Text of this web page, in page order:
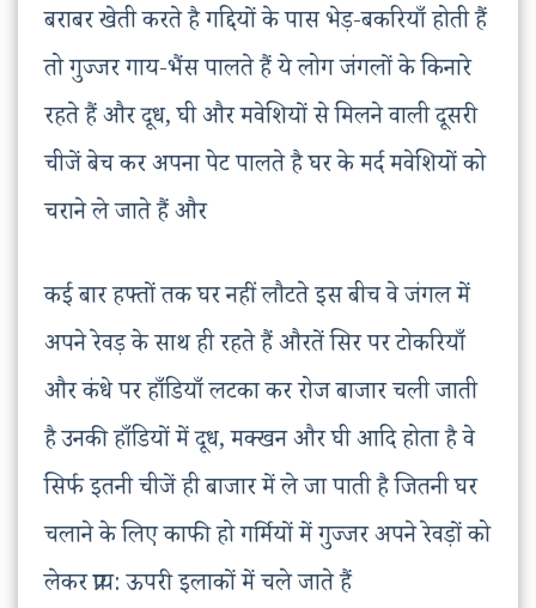
बराबर खेती करते है गद्दियों के पास भेड़-बकरियाँ होती हैं
तो गुज्जर गाय-भैंस पालते हैं ये लोग जंगलों के किनारे
रहते हैं और दूध, घी और मवेशियों से मिलने वाली दूसरी
चीजें बेच कर अपना पेट पालते है घर के मर्द मवेशियों को
चराने ले जाते हैं और
कई बार हफ्तों तक घर नहीं लौटते इस बीच वे जंगल में
अपने रेवड़ के साथ ही रहते हैं औरतें सिर पर टोकरियाँ
और कंधे पर हाँडियाँ लटका कर रोज बाजार चली जाती
है उनकी हाँडियों में दूध, मक्खन और घी आदि होता है वे
सिर्फ इतनी चीजें ही बाजार में ले जा पाती है जितनी घर
चलाने के लिए काफी हो गर्मियों में गुज्जर अपने रेवड़ों को
लेकर प्राय: ऊपरी इलाकों में चले जाते हैं